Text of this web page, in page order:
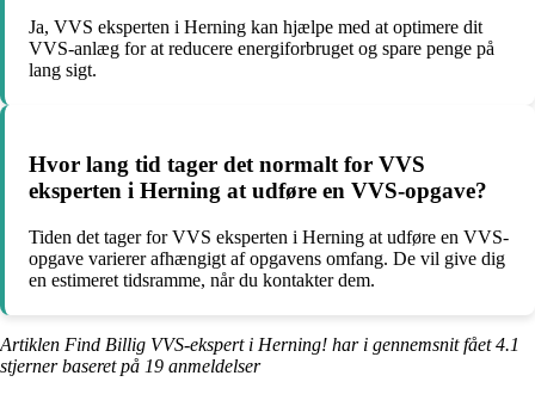
Ja, VVS eksperten i Herning kan hjælpe med at optimere dit
VVS-anlæg for at reducere energiforbruget og spare penge på
lang sigt.
Hvor lang tid tager det normalt for VVS
eksperten i Herning at udføre en VVS-opgave?
Tiden det tager for VVS eksperten i Herning at udføre en VVS-
opgave varierer afhængigt af opgavens omfang. De vil give dig
en estimeret tidsramme, når du kontakter dem.
Artiklen Find Billig VVS-ekspert i Herning! har i gennemsnit fået4.1
stjerner baseret på 19 anmeldelser